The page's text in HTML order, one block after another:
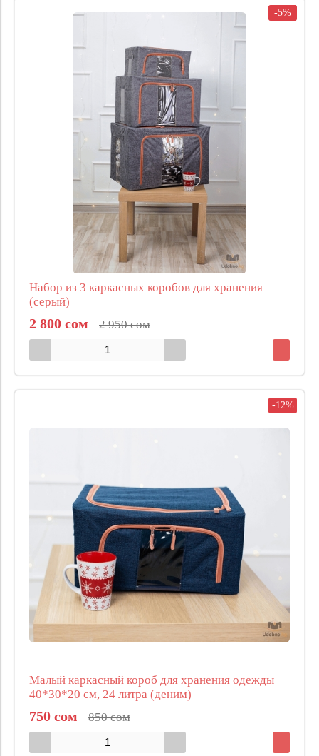
-5%
Набор из 3 каркасных коробов для хранения
(серый)
2 800 сом 2 950 сом
-12%
Малый каркасный короб для хранения одежды
40*30*20 см, 24 литра (деним)
750 сом 850 сом